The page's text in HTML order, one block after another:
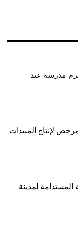
مدرسة عبد
لإنتاج المبيدات
المستدامة لمدينة